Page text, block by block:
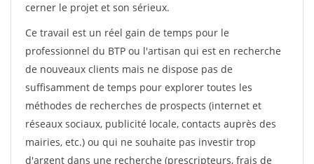
cerner le projet et son sérieux.
Ce travail est un réel gain de temps pour le
professionnel du BTP ou l'artisan qui est en recherche
de nouveaux clients mais ne dispose pas de
suffisamment de temps pour explorer toutes les
méthodes de recherches de prospects (internet et
réseaux sociaux, publicité locale, contacts auprès des
mairies, etc.) ou qui ne souhaite pas investir trop
d'argent dans une recherche (prescripteurs, frais de